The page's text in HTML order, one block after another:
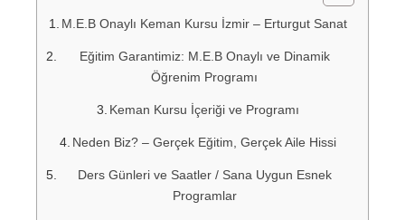
M.E.B Onaylı Keman Kursu İzmir – Erturgut Sanat
Eğitim Garantimiz: M.E.B Onaylı ve Dinamik
Öğrenim Programı
Keman Kursu İçeriği ve Programı
Neden Biz? – Gerçek Eğitim, Gerçek Aile Hissi
Ders Günleri ve Saatler / Sana Uygun Esnek
Programlar